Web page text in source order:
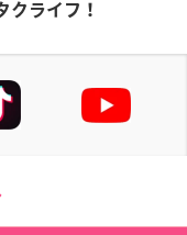
クライフ！